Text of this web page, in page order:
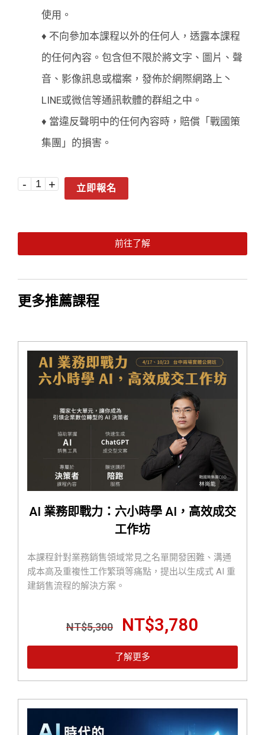
使用。
♦ 不向參加本課程以外的任何人，透露本課程
的任何內容。包含但不限於將文字、圖片、聲
音、影像訊息或檔案，發佈於網際網路上丶
LINE或微信等通訊軟體的群組之中。
♦ 當違反聲明中的任何內容時，賠償「戰國策
集團」的損害。
立即報名
前往了解
更多推薦課程
AI 業務即戰力：六小時學 AI，高效成交
工作坊
本課程針對業務銷售領域常見之名單開發困難、溝通
成本高及重複性工作繁瑣等痛點，提出以生成式 AI 重
建銷售流程的解決方案。
NT$5,300 NT$3,780
了解更多